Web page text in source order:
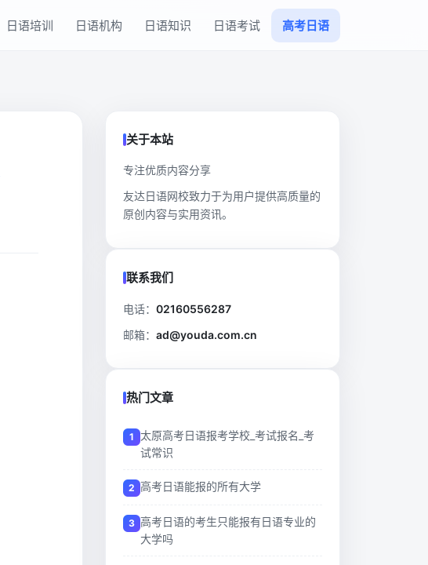
日语培训 日语机构 日语知识 日语考试 高考日语
关于本站
专注优质内容分享
友达日语网校致力于为用户提供高质量的
原创内容与实用资讯。
联系我们
电话： 02160556287
邮箱： ad@youda.com.cn
热门文章
太原高考日语报考学校_考试报名_考
试常识
高考日语能报的所有大学
高考日语的考生只能报有日语专业的
大学吗